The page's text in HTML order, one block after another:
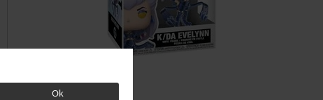
Ok
% Novità